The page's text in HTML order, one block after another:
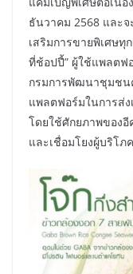
ธันวาคม 2568 และ
เสริมการขายพิเศษทุ
ที่ช้อปปี้” ผู้ใช้แพลตฟ
กรมการพัฒนาชุมชน
แพลตฟอร์มในการส่
โดยใช้ศักยภาพของ
และเชื่อมโยงผู้บริโ